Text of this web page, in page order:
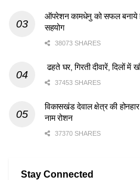
ऑपरेशन कामधेनु को सफल बनाये
सहयोग
38073 SHARES
ढहते घर, गिरती दीवारें, दिलों में
37453 SHARES
विकासखंड देवाल क्षेत्र की
नाम रोशन
37370 SHARES
Stay Connected